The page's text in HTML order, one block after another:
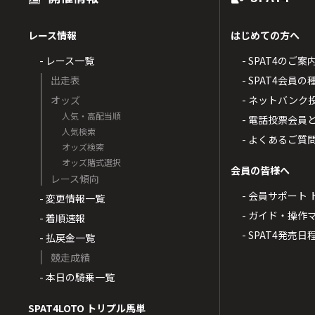
レース情報
- レース一覧
出走表
オッズ
人気・高配当順
人気検索
オッズ検索
オッズ賭式選択
レース傾向
- 変更情報一覧
- 着順速報
- 払戻金一覧
競走成績
- 本日の騎乗一覧
SPAT4LOTO トリプル馬単
はじめての方へ
- SPAT4のご案
- SPAT4会員の
- ネットバンク
- 電話投票会員
- よくあるご質
会員の皆様へ
- 会員サポート
- ガイド・操作
- SPAT4発売日